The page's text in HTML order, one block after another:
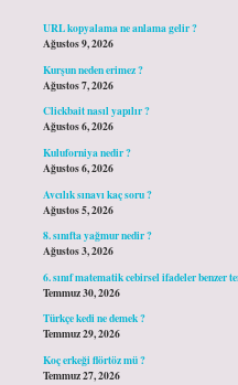
URL kopyalama ne anlama gelir ?
Ağustos 9, 2026
Kurşun neden erimez ?
Ağustos 7, 2026
Clickbait nasıl yapılır ?
Ağustos 6, 2026
Kuluforniya nedir ?
Ağustos 6, 2026
Avcılık sınavı kaç soru ?
Ağustos 5, 2026
8. sınıfta yağmur nedir ?
Ağustos 3, 2026
6. sınıf matematik cebirsel ifadeler benzer
Temmuz 30, 2026
Türkçe kedi ne demek ?
Temmuz 29, 2026
Koç erkeği flörtöz mü ?
Temmuz 27, 2026